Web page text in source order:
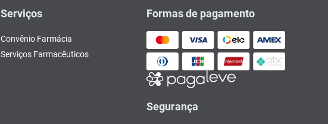
Serviços
Convênio Farmácia
Serviços Farmacêuticos
Formas de pagamento
Segurança